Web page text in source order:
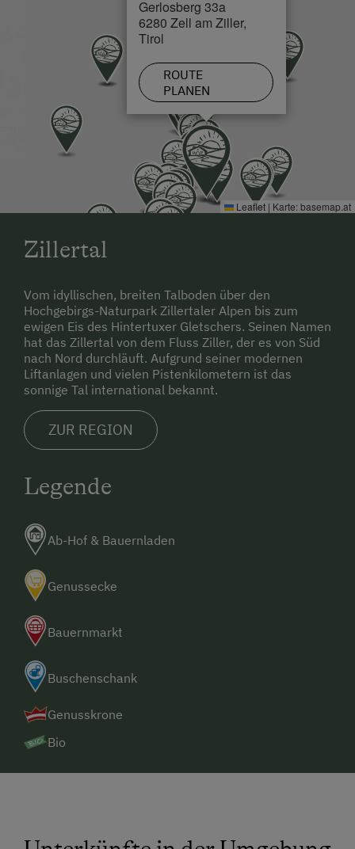
Gerlosberg 33a
6280 Zell am Ziller,
Tirol
ROUTE
PLANEN
Leaflet | Karte:basemap.at
Zillertal
Vom idyllischen, breiten Talboden über den
Hochgebirgs-Naturpark Zillertaler Alpen bis zum
ewigen Eis des Hintertuxer Gletschers. Seinen Namen
hat das Zillertal von dem Fluss Ziller, der es von Süd
nach Nord durchläuft. Aufgrund seiner modernen
Liftanlagen und vielen Pistenkilometern ist das
sonnige Tal international bekannt.
ZUR REGION
Legende
Ab-Hof & Bauernladen
Genussecke
Bauernmarkt
Buschenschank
Genusskrone
Bio